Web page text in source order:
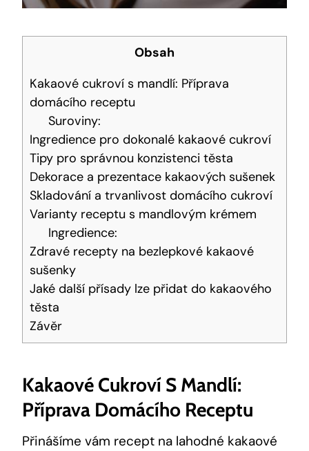
Obsah
Kakaové cukroví s ​mandlí: Příprava
domácího receptu
Suroviny:
Ingredience pro dokonalé kakaové ⁣cukroví
Tipy pro správnou konzistenci těsta
Dekorace a prezentace kakaových sušenek
Skladování a‌ trvanlivost domácího cukroví
Varianty⁣ receptu s mandlovým krémem
Ingredience:
Zdravé recepty na bezlepkové kakaové
⁣sušenky
Jaké další přísady lze přidat ​do ⁢kakaového​
těsta
Závěr
Kakaové Cukroví S ​mandlí:
Příprava Domácího Receptu
Přinášíme vám recept na lahodné ‌kakaové